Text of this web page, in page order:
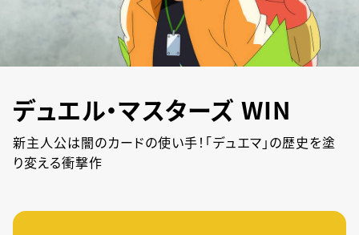
デュエル・マスターズ WIN
新主人公は闇のカードの使い手！「デュエマ」の歴史を塗
り変える衝撃作